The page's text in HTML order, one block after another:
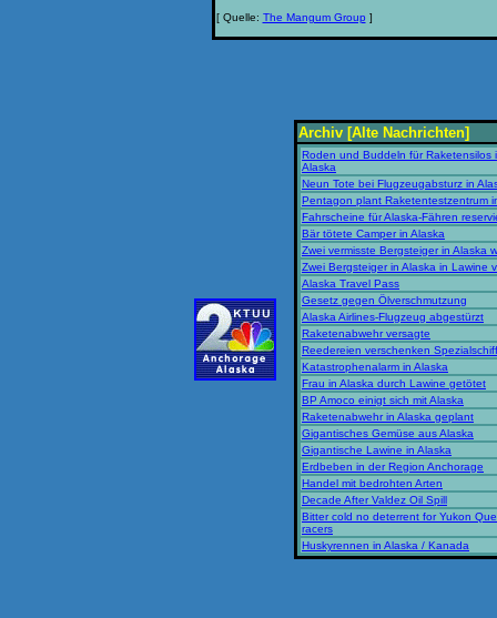
[ Quelle: The Mangum Group ]
Archiv [Alte Nachrichten]
Roden und Buddeln für Raketensilos
Alaska
Neun Tote bei Flugzeugabsturz in
Pentagon plant Raketentestzentrum
Fahrscheine für Alaska-Fähren
Bär tötete Camper in Alaska
Zwei vermisste Bergsteiger in Alaska
Zwei Bergsteiger in Alaska in Lawine
Alaska Travel Pass
Gesetz gegen Ölverschmutzung
Alaska Airlines-Flugzeug abgestürzt
Raketenabwehr versagte
Reedereien verschenken
Katastrophenalarm in Alaska
Frau in Alaska durch Lawine getötet
BP Amoco einigt sich mit Alaska
Raketenabwehr in Alaska geplant
Gigantisches Gemüse aus Alaska
Gigantische Lawine in Alaska
Erdbeben in der Region Anchorage
Handel mit bedrohten Arten
Decade After Valdez Oil Spill
Bitter cold no deterrent for Yukon
racers
Huskyrennen in Alaska / Kanada